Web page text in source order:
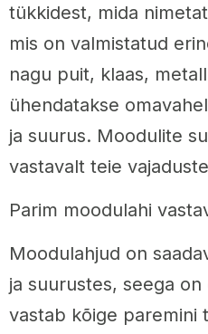
tükkidest, mida
mis on valmistatud
nagu puit, klaas,
ühendatakse
ja suurus. Moodulite
vastavalt teie
Parim moodulahi
Moodulahjud on
ja suurustes, seega
vastab kõige paremini